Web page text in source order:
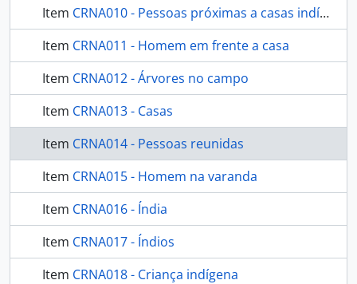
Item CRNA010 - Pessoas próximas a casas indígenas
Item CRNA011 - Homem em frente a casa
Item CRNA012 - Árvores no campo
Item CRNA013 - Casas
Item CRNA014 - Pessoas reunidas
Item CRNA015 - Homem na varanda
Item CRNA016 - Índia
Item CRNA017 - Índios
Item CRNA018 - Criança indígena